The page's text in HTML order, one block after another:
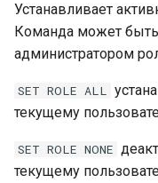
Устанавливает
Команда может
администратором
SET ROLE ALL
текущему
SET ROLE NONE
текущему